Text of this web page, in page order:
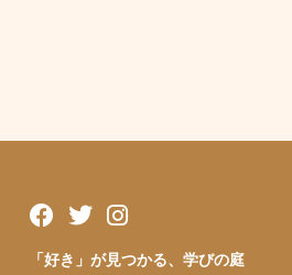
「好き」が見つかる、学びの庭